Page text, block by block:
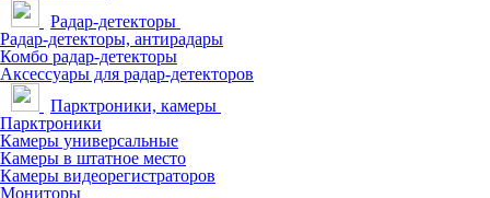
Радар-детекторы
Радар-детекторы, антирадары
Комбо радар-детекторы
Аксессуары для радар-детекторов
Парктроники, камеры
Парктроники
Камеры универсальные
Камеры в штатное место
Камеры видеорегистраторов
Мониторы